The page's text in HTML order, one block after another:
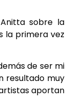
sobre la
la primera vez
de ser mi
resultado muy
aportan